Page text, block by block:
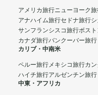
アメリカ旅行ニューヨーク
アナハイム旅行セドナ旅行
サンフランシスコ旅行ボス
カナダ旅行バンクーバー旅行
カリブ・中南米
ペルー旅行メキシコ旅行カ
ハイチ旅行アルゼンチン旅行
中東・アフリカ